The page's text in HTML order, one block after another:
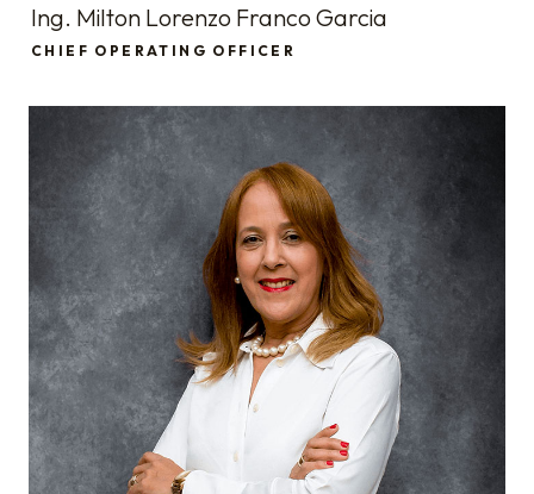
Ing. Milton Lorenzo Franco Garcia
CHIEF OPERATING OFFICER